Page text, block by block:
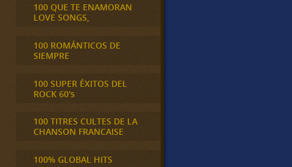
100 QUE TE ENAMORAN
LOVE SONGS,
100 ROMÁNTICOS DE
SIEMPRE
100 SUPER ÉXITOS DEL
ROCK 60's
100 TITRES CULTES DE LA
CHANSON FRANCAISE
100% GLOBAL HITS